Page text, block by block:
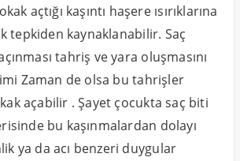
açtığı kaşıntı haşere ısırıklarına
tepkiden kaynaklanabilir. Saç
tahriş ve yara oluşmasını
Zaman de olsa bu tahrişler
açabilir . Şayet çocukta saç biti
bu kaşınmalardan dolayı
ya da acı benzeri duygular